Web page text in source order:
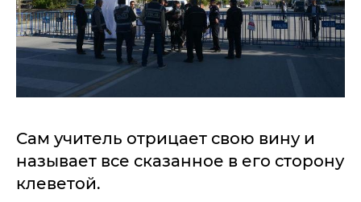
Сам учитель отрицает свою вину и
называет все сказанное в его сторону
клеветой.